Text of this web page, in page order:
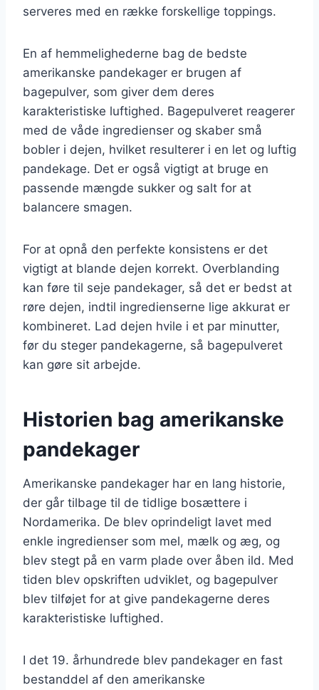
serveres med en række forskellige toppings.
En af hemmelighederne bag de bedste
amerikanske pandekager er brugen af
bagepulver, som giver dem deres
karakteristiske luftighed. Bagepulveret reagerer
med de våde ingredienser og skaber små
bobler i dejen, hvilket resulterer i en let og luftig
pandekage. Det er også vigtigt at bruge en
passende mængde sukker og salt for at
balancere smagen.
For at opnå den perfekte konsistens er det
vigtigt at blande dejen korrekt. Overblanding
kan føre til seje pandekager, så det er bedst at
røre dejen, indtil ingredienserne lige akkurat er
kombineret. Lad dejen hvile i et par minutter,
før du steger pandekagerne, så bagepulveret
kan gøre sit arbejde.
Historien bag amerikanske
pandekager
Amerikanske pandekager har en lang historie,
der går tilbage til de tidlige bosættere i
Nordamerika. De blev oprindeligt lavet med
enkle ingredienser som mel, mælk og æg, og
blev stegt på en varm plade over åben ild. Med
tiden blev opskriften udviklet, og bagepulver
blev tilføjet for at give pandekagerne deres
karakteristiske luftighed.
I det 19. århundrede blev pandekager en fast
bestanddel af den amerikanske